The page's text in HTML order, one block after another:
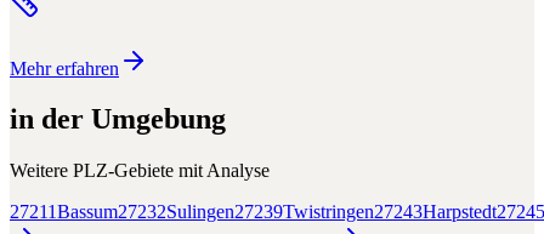
Mehr erfahren
in der Umgebung
Weitere PLZ-Gebiete mit Analyse
27211Bassum27232Sulingen27239Twistringen27243Harpstedt27245